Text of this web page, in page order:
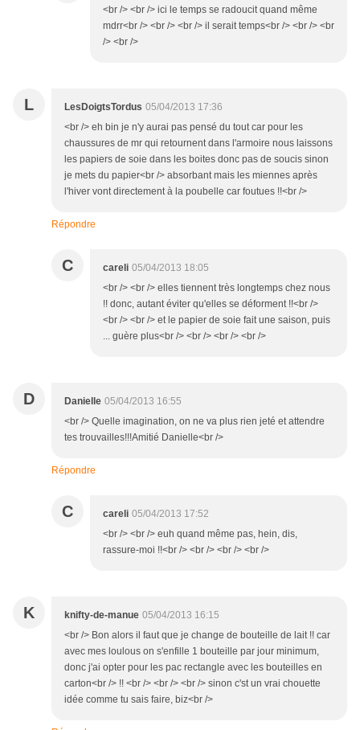
<br /> <br /> ici le temps se radoucit quand même
mdrr<br /> <br /> <br /> il serait temps<br /> <br /> <br
/> <br />
L LesDoigtsTordus 05/04/2013 17:36
<br /> eh bin je n'y aurai pas pensé du tout car pour les
chaussures de mr qui retournent dans l'armoire nous laissons
les papiers de soie dans les boites donc pas de soucis sinon
je mets du papier<br /> absorbant mais les miennes après
l'hiver vont directement à la poubelle car foutues !!<br />
Répondre
C careli 05/04/2013 18:05
<br /> <br /> elles tiennent très longtemps chez nous
!! donc, autant éviter qu'elles se déforment !!<br />
<br /> <br /> et le papier de soie fait une saison, puis
... guère plus<br /> <br /> <br /> <br />
D Danielle 05/04/2013 16:55
<br /> Quelle imagination, on ne va plus rien jeté et attendre
tes trouvailles!!!Amitié Danielle<br />
Répondre
C careli 05/04/2013 17:52
<br /> <br /> euh quand même pas, hein, dis,
rassure-moi !!<br /> <br /> <br /> <br />
K knifty-de-manue 05/04/2013 16:15
<br /> Bon alors il faut que je change de bouteille de lait !! car
avec mes loulous on s'enfille 1 bouteille par jour minimum,
donc j'ai opter pour les pac rectangle avec les bouteilles en
carton<br /> !! <br /> <br /> <br /> sinon c'st un vrai chouette
idée comme tu sais faire, biz<br />